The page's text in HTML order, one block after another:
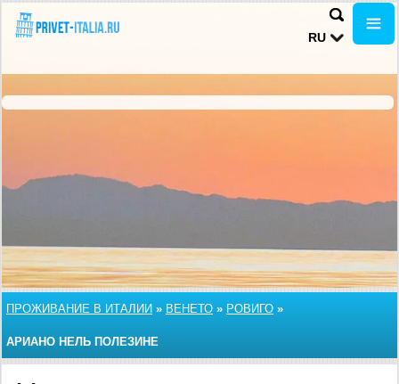
RU
ПРОЖИВАНИЕ В ИТАЛИИ » ВЕНЕТО » РОВИГО »
АРИАНО НЕЛЬ ПОЛЕЗИНЕ